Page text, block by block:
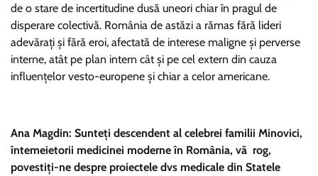
de o stare de incertitudine dusă uneori chiar în pragul de
disperare colectivă. România de astăzi a rămas fără lideri
adevărați și fără eroi, afectată de interese maligne și perverse
interne, atât pe plan intern cât și pe cel extern din cauza
influențelor vesto-europene și chiar a celor americane.
Ana Magdin: Sunteți descendent al celebrei familii Minovici,
întemeietorii medicinei moderne în România, vă rog,
povestiți-ne despre proiectele dvs medicale din Statele